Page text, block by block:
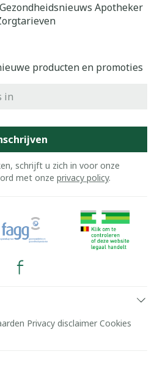
Gezondheidsnieuws Apotheker
producten en promoties
schrijft u zich in voor onze
met onze privacy policy.
Privacy disclaimer Cookies